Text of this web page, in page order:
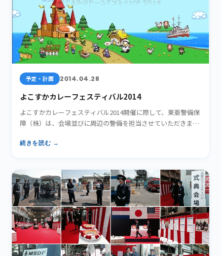
予定・計画 2014.04.28
よこすかカレーフェスティバル2014
よこすかカレーフェスティバル2014開催に際して、東亜警備保
障（株）は、会場並びに周辺の警備を担当させていただきま
続きを読む →